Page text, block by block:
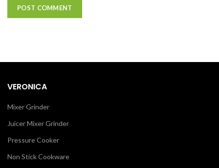
VERONICA
Mixer Grinder
Juicer Mixer Grinder
Pressure Cooker
Non Stick Cookware